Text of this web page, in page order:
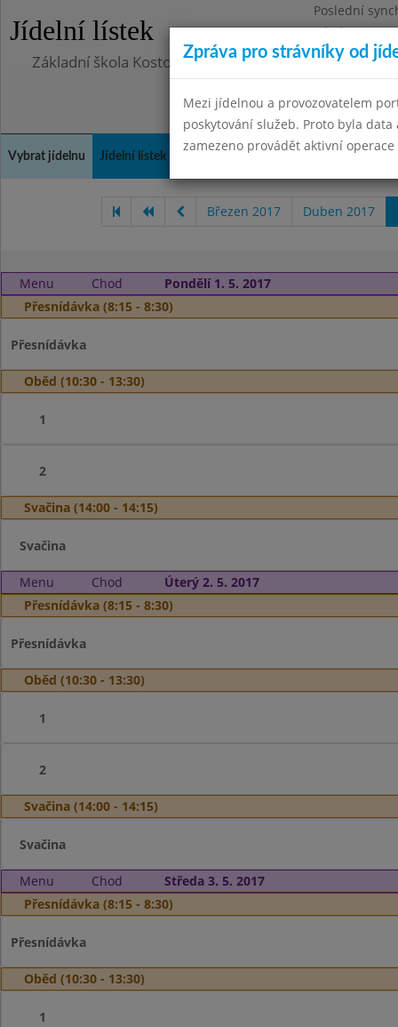
Jídelní lístek
Poslední
Pátek
Základní škola Kostomlaty nad Labem, příspěvková
Vybrat jídelnu Jídelní lístek Kontakty a informace
Březen 2017 Duben 2017
Menu Chod
Pondělí 1. 5. 2017
Přesnídávka (8:15 - 8:30)
Přesnídávka
Oběd (10:30 - 13:30)
1
2
Svačina (14:00 - 14:15)
Svačina
Menu Chod
Úterý 2. 5. 2017
Přesnídávka (8:15 - 8:30)
Přesnídávka
Oběd (10:30 - 13:30)
1
2
Svačina (14:00 - 14:15)
Svačina
Menu Chod
Středa 3. 5. 2017
Přesnídávka (8:15 - 8:30)
Přesnídávka
Oběd (10:30 - 13:30)
1
Zpráva pro strávníky od
Mezi jídelnou a provozovatelem
poskytování služeb. Proto byla
zamezeno provádět aktivní